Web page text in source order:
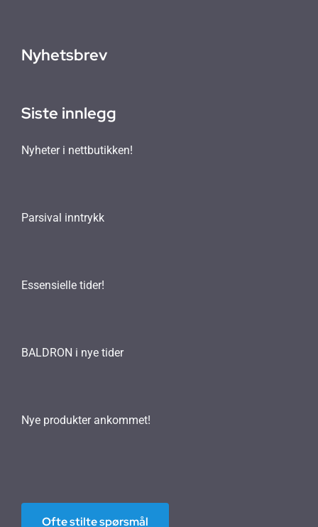
Nyhetsbrev
Siste innlegg
Nyheter i nettbutikken!
Parsival inntrykk
Essensielle tider!
BALDRON i nye tider
Nye produkter ankommet!
Ofte stilte spørsmål